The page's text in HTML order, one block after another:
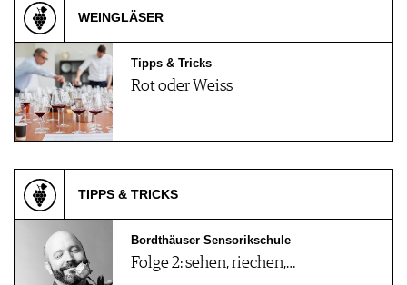
WEINGLÄSER
Tipps & Tricks
Rot oder Weiss
TIPPS & TRICKS
Bordthäuser Sensorikschule
Folge 2: sehen, riechen,…